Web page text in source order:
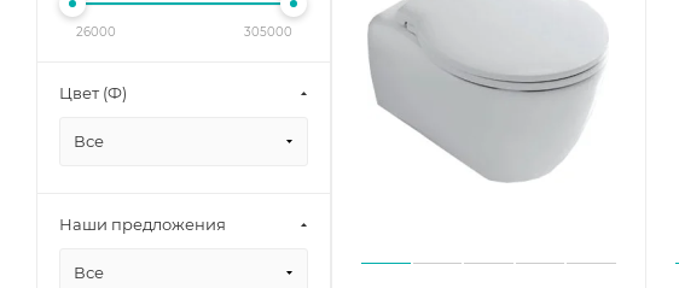
26000 305000
Цвет (Ф)
Все
Наши предложения
Все